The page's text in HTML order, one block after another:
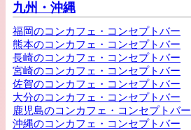
九州・沖縄
福岡のコンカフェ・コンセプトバー
熊本のコンカフェ・コンセプトバー
長崎のコンカフェ・コンセプトバー
宮崎のコンカフェ・コンセプトバー
佐賀のコンカフェ・コンセプトバー
大分のコンカフェ・コンセプトバー
鹿児島のコンカフェ・コンセプトバー
沖縄のコンカフェ・コンセプトバー